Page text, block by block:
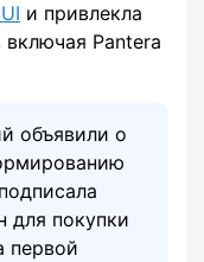
и привлекла
Pantera
объявили о
для покупки
первой